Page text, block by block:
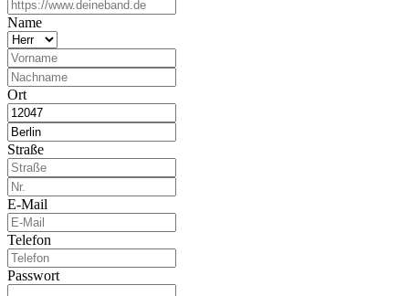
Name
Ort
Straße
E-Mail
Telefon
Passwort